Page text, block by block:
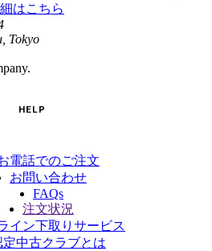
はこちら
Tokyo
HELP
電話でのご注文
お問い合わせ
FAQs
注文状況
イン下取りサービス
定中古クラブとは